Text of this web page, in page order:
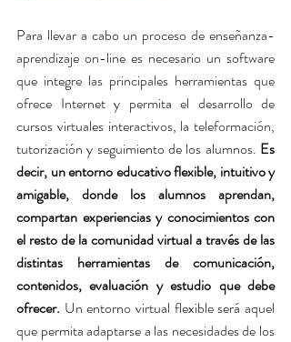
Para llevar a cabo un proceso de enseñanza-
aprendizaje on-line es necesario un software
que integre las principales herramientas que
ofrece Internet y permita el desarrollo de
cursos virtuales interactivos, la teleformación,
tutorización y seguimiento de los alumnos. Es
decir, un entorno educativo flexible, intuitivo y
amigable, donde los alumnos aprendan,
compartan experiencias y conocimientos con
el resto de la comunidad virtual a través de las
distintas herramientas de comunicación,
contenidos, evaluación y estudio que debe
ofrecer. Un entorno virtual flexible será aquel
que permita adaptarse a las necesidades de los